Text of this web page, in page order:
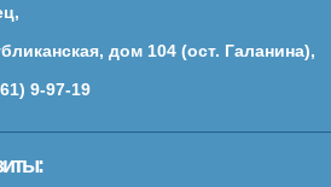
дом 104 (ост. Галанина),
9-97-19